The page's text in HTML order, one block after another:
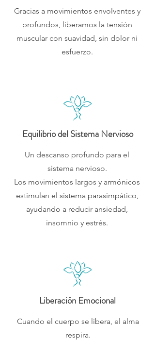
Gracias a movimientos envolventes y
profundos, liberamos la tensión
muscular con suavidad, sin dolor ni
esfuerzo.
Equilibrio del Sistema Nervioso
Un descanso profundo para el
sistema nervioso.
Los movimientos largos y armónicos
estimulan el sistema parasimpático,
ayudando a reducir ansiedad,
insomnio y estrés.
Liberación Emocional
Cuando el cuerpo se libera, el alma
respira.